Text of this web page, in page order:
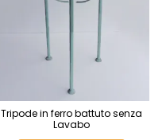
Tripode in ferro battuto senza
Lavabo